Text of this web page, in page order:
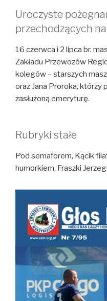
Uroczyste
przechodzących
16 czerwca i 2 lipca br.
Zakładu Przewozów
kolegów – starszych
oraz Jana Proroka, którzy
zasłużoną emeryturę.
Rubryki stałe
Pod semaforem, Kącik
humorkiem, Fraszki